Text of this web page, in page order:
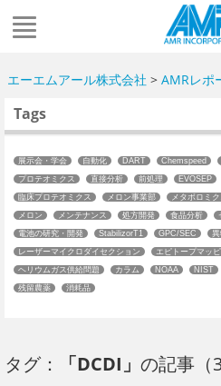
エーエムアール株式会社 > AMRレポ
Tags
展示会・学会 自動化 DART Chemspeed
プロテオミクス
直接分析 前処理 EVOSEP
臨床プロテオミクス
メロン事業部 メタボロミク
メロン
メンテナンス 処方開発 食品分析
電池の研究・開発
StabilizorT1 GPC/SEC
レーザーマイクロダイセクション
エピトープマッ
ヘリウムガス供給問題
カラム NOAA NIST
残留農薬
消耗品
タグ： 「DCDI」 の記事（3